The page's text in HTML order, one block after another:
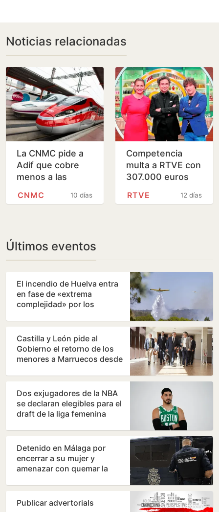
Noticias relacionadas
La CNMC pide a
Adif que cobre
menos a las
alta velocidad en
10 días
CNMC
Competencia
multa a RTVE con
307.000 euros
publicidad sin12 días
RTVE
Últimos eventos
El incendio de Huelva entra
en fase de «extrema
complejidad» por los
Castilla y León pide al
Gobierno el retorno de los
menores a Marruecos desde
Dos exjugadores de la NBA
se declaran elegibles para el
draft de la liga femenina
Detenido en Málaga por
encerrar a su mujer y
amenazar con quemar la
Publicar advertorials